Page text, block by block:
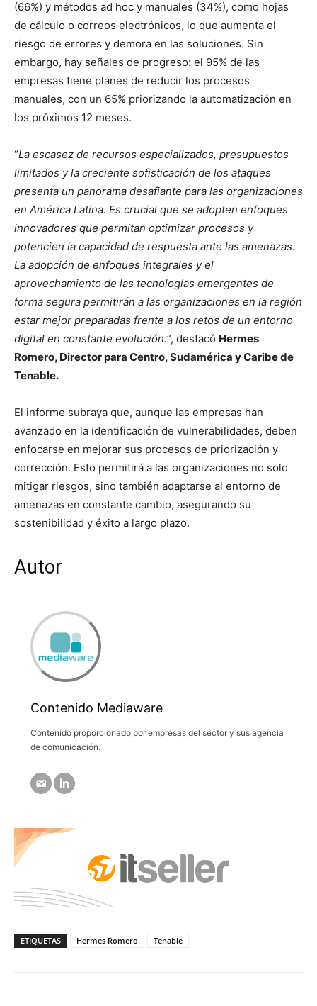
(66%) y métodos ad hoc y manuales (34%), como hojas
de cálculo o correos electrónicos, lo que aumenta el
riesgo de errores y demora en las soluciones. Sin
embargo, hay señales de progreso: el 95% de las
empresas tiene planes de reducir los procesos
manuales, con un 65% priorizando la automatización en
los próximos 12 meses.
“La escasez de recursos especializados, presupuestos
limitados y la creciente sofisticación de los ataques
presenta un panorama desafiante para las organizaciones
en América Latina. Es crucial que se adopten enfoques
innovadores que permitan optimizar procesos y
potencien la capacidad de respuesta ante las amenazas.
La adopción de enfoques integrales y el
aprovechamiento de las tecnologías emergentes de
forma segura permitirán a las organizaciones en la región
estar mejor preparadas frente a los retos de un entorno
digital en constante evolución.”, destacó Hermes
Romero, Director para Centro, Sudamérica y Caribe de
Tenable.
El informe subraya que, aunque las empresas han
avanzado en la identificación de vulnerabilidades, deben
enfocarse en mejorar sus procesos de priorización y
corrección. Esto permitirá a las organizaciones no solo
mitigar riesgos, sino también adaptarse al entorno de
amenazas en constante cambio, asegurando su
sostenibilidad y éxito a largo plazo.
Autor
Contenido Mediaware
Contenido proporcionado por empresas del sector y sus agencia
de comunicación.
ETIQUETAS Hermes Romero Tenable